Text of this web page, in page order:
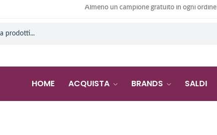
Almeno un campione gratuito in ogni ordine
HOME ACQUISTA BRANDS SALDI